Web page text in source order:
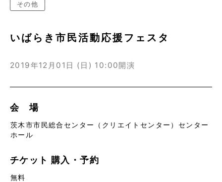
その他
いばらき市民活動応援フェスタ
2019年12月01日 (日) 10:00開演
会 場
茨木市市民総合センター（クリエイトセンター）センター
ホール
チケット 購入・予約
無料